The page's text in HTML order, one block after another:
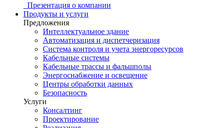
Презентация о компании
Продукты и услуги
Предложения
Интеллектуальное здание
Автоматизация и диспетчеризация
Система контроля и учета энергоресурсов
Кабельные системы
Кабельные трассы и фальшполы
Энергоснабжение и освещение
Центры обработки данных
Безопасность
Услуги
Консалтинг
Проектирование